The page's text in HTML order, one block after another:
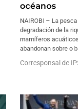
océanos
NAIROBI – La
degradación de la
mamíferos
abandonan sobre o
Corresponsal de